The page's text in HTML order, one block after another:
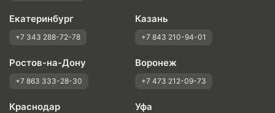
Екатеринбург
+7 343 288-72-78
Казань
+7 843 210-94-01
Ростов-на-Дону
+7 863 333-28-30
Воронеж
+7 473 212-09-73
Краснодар Уфа